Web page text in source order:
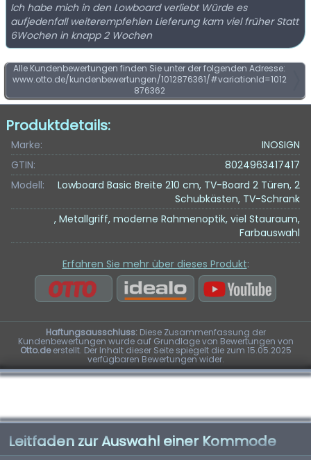
Ich habe mich in den Lowboard verliebt Würde es
aufjedenfall weiterempfehlen Lieferung kam viel früher Statt
6Wochen in knapp 2 Wochen
Alle Kundenbewertungen finden Sie unter der folgenden Adresse:
www.otto.de/kundenbewertungen/1012876361/#variationId=1012
876362
Produktdetails:
Marke:
INOSIGN
GTIN:
8024963417417
Modell:
Lowboard Basic Breite 210 cm, TV-Board 2 Türen, 2
Schubkästen, TV-Schrank
, Metallgriff, moderne Rahmenoptik, viel Stauraum,
Farbauswahl
Erfahren Sie mehr über dieses Produkt:
Haftungsausschluss:Diese Zusammenfassung der
Kundenbewertungen wurde auf Grundlage von Bewertungen von
Otto.deerstellt. Der Inhalt dieser Seite spiegelt die zum 15.05.2025
verfügbaren Bewertungen wider.
Leitfaden zur Auswahl einer Kommode